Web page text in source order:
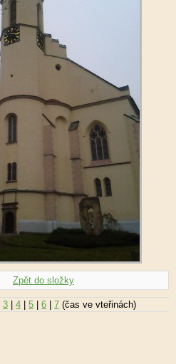
Zpět do složky
3 4 5 6 7 (čas ve vteřinách)